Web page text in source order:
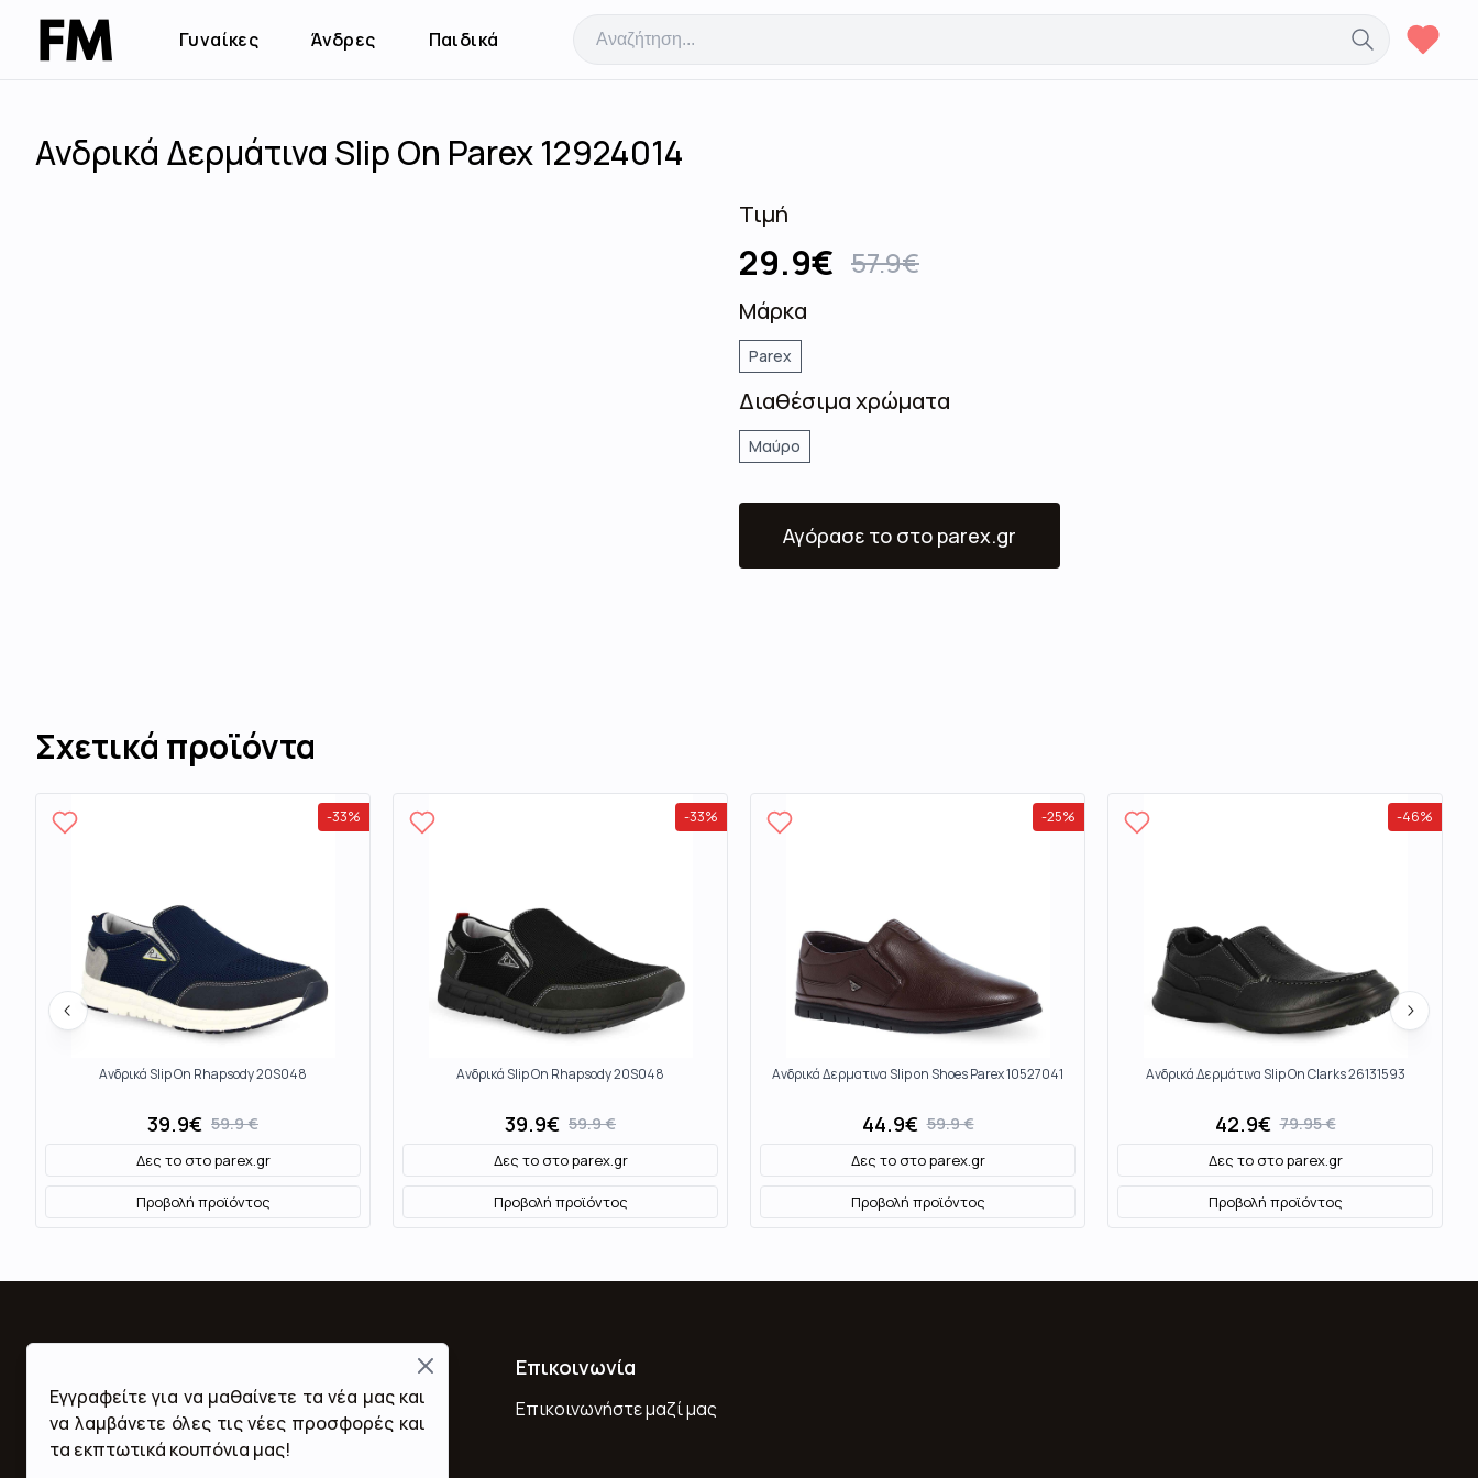
Close
Εγγραφείτε για να μαθαίνετε τα νέα μας και
να λαμβάνετε όλες τις νέες προσφορές και
τα εκπτωτικά κουπόνια μας!
Γυναίκες Άνδρες Παιδικά
Ανδρικά Δερμάτινα Slip On Parex 12924014
Τιμή
29.9€ 57.9€
Μάρκα
Parex
Διαθέσιμα χρώματα
Μαύρο
Αγόρασε το στο parex.gr
Σχετικά προϊόντα
-33%
Ανδρικά Slip On Rhapsody 20S048
39.9€ 59.9€
Δες το στοparex.gr
Προβολή προϊόντος
-33%
Ανδρικά Slip On Rhapsody 20S048
39.9€ 59.9€
Δες το στοparex.gr
Προβολή προϊόντος
-25%
Ανδρικά Δερματινα Slip on Shoes Parex 10527041
44.9€ 59.9€
Δες το στοparex.gr
Προβολή προϊόντος
-46%
Ανδρικά Δερμάτινα Slip On Clarks 26131593
42.9€ 79.95€
Δες το στοparex.gr
Προβολή προϊόντος
Ποιοι Είμαστε
Όροι Χρήσης & Προϋποθέσεις
Επικοινωνία
Επικοινωνήστε μαζί μας